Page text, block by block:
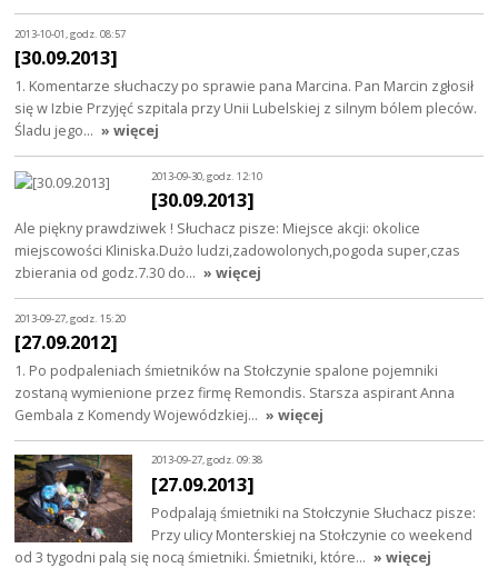
2013-10-01, godz. 08:57
[30.09.2013]
1. Komentarze słuchaczy po sprawie pana Marcina. Pan Marcin zgłosił
się w Izbie Przyjęć szpitala przy Unii Lubelskiej z silnym bólem pleców.
Śladu jego… » więcej
2013-09-30, godz. 12:10
[30.09.2013]
Ale piękny prawdziwek ! Słuchacz pisze: Miejsce akcji: okolice
miejscowości Kliniska.Dużo ludzi,zadowolonych,pogoda super,czas
zbierania od godz.7.30 do… » więcej
2013-09-27, godz. 15:20
[27.09.2012]
1. Po podpaleniach śmietników na Stołczynie spalone pojemniki
zostaną wymienione przez firmę Remondis. Starsza aspirant Anna
Gembala z Komendy Wojewódzkiej… » więcej
2013-09-27, godz. 09:38
[27.09.2013]
Podpalają śmietniki na Stołczynie Słuchacz pisze:
Przy ulicy Monterskiej na Stołczynie co weekend
od 3 tygodni palą się nocą śmietniki. Śmietniki, które… » więcej